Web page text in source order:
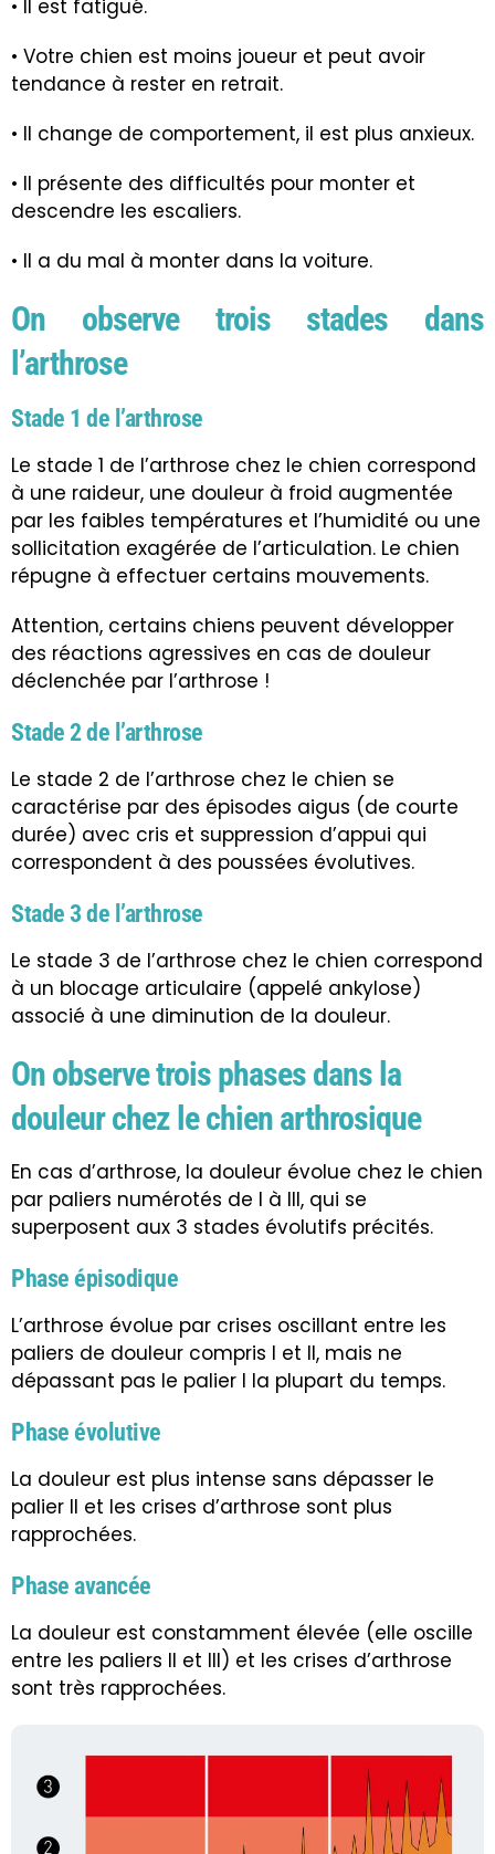
• Il est fatigué.
• Votre chien est moins joueur et peut avoir
tendance à rester en retrait.
• Il change de comportement, il est plus anxieux.
• Il présente des difficultés pour monter et
descendre les escaliers.
• Il a du mal à monter dans la voiture.
On observe trois stades dans
l’arthrose
Stade 1 de l’arthrose
Le stade 1 de l’arthrose chez le chien correspond
à une raideur, une douleur à froid augmentée
par les faibles températures et l’humidité ou une
sollicitation exagérée de l’articulation. Le chien
répugne à effectuer certains mouvements.
Attention, certains chiens peuvent développer
des réactions agressives en cas de douleur
déclenchée par l’arthrose !
Stade 2 de l’arthrose
Le stade 2 de l’arthrose chez le chien se
caractérise par des épisodes aigus (de courte
durée) avec cris et suppression d’appui qui
correspondent à des poussées évolutives.
Stade 3 de l’arthrose
Le stade 3 de l’arthrose chez le chien correspond
à un blocage articulaire (appelé ankylose)
associé à une diminution de la douleur.
On observe trois phases dans la
douleur chez le chien arthrosique
En cas d’arthrose, la douleur évolue chez le chien
par paliers numérotés de I à III, qui se
superposent aux 3 stades évolutifs précités.
Phase épisodique
L’arthrose évolue par crises oscillant entre les
paliers de douleur compris I et II, mais ne
dépassant pas le palier I la plupart du temps.
Phase évolutive
La douleur est plus intense sans dépasser le
palier II et les crises d’arthrose sont plus
rapprochées.
Phase avancée
La douleur est constamment élevée (elle oscille
entre les paliers II et III) et les crises d’arthrose
sont très rapprochées.